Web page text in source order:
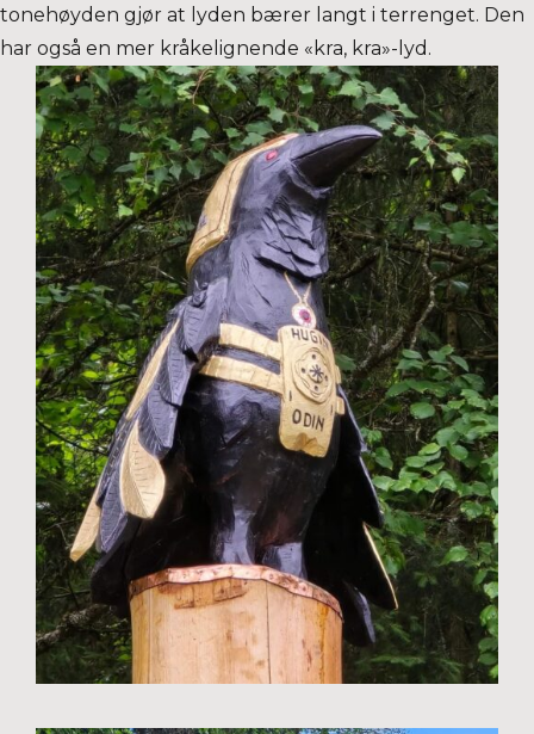
tonehøyden gjør at lyden bærer langt i terrenget. Den
har også en mer kråkelignende «kra, kra»-lyd.